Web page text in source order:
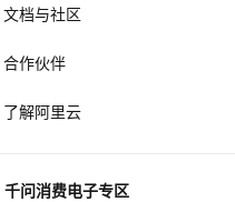
文档与社区
合作伙伴
了解阿里云
千问消费电子专区